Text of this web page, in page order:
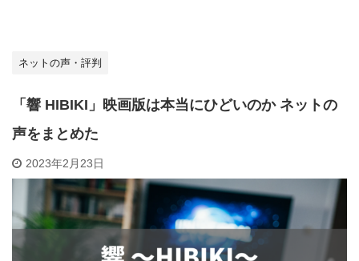
ネットの声・評判
「響 HIBIKI」映画版は本当にひどいのか ネットの
声をまとめた
2023年2月23日